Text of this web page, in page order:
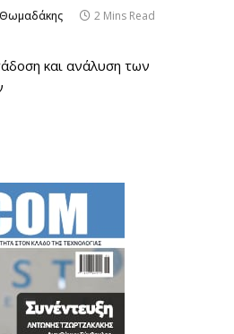
2 Mins Read
και ανάλυση των